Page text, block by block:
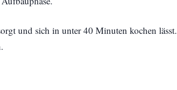
und sich in unter 40 Minuten kochen lässt.